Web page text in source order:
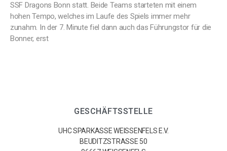
SSF Dragons Bonn statt. Beide Teams starteten mit einem
hohen Tempo, welches im Laufe des Spiels immer mehr
zunahm. In der 7. Minute fiel dann auch das Führungstor für die
Bonner, erst
GESCHÄFTSSTELLE
UHC SPARKASSE WEISSENFELS E.V.
BEUDITZSTRASSE 50